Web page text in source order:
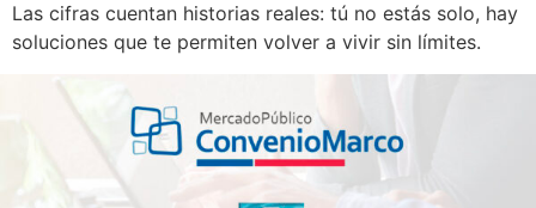
Las cifras cuentan historias reales: tú no estás solo, hay
soluciones que te permiten volver a vivir sin límites.